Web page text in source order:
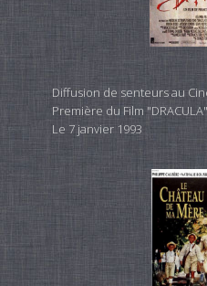
Diffusion de senteurs au
Première du Film
Le 7 janvier 1993